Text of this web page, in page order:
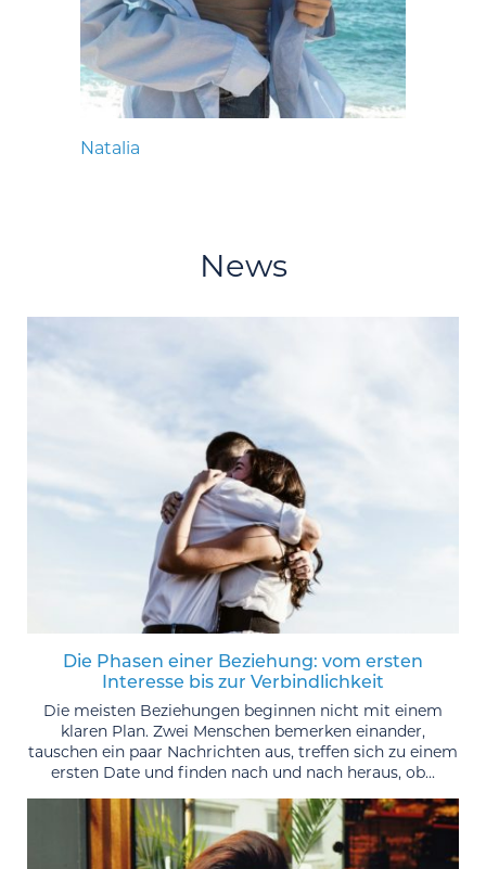
Natalia
News
Die Phasen einer Beziehung: vom ersten
Interesse bis zur Verbindlichkeit
Die meisten Beziehungen beginnen nicht mit einem
klaren Plan. Zwei Menschen bemerken einander,
tauschen ein paar Nachrichten aus, treffen sich zu einem
ersten Date und finden nach und nach heraus, ob...